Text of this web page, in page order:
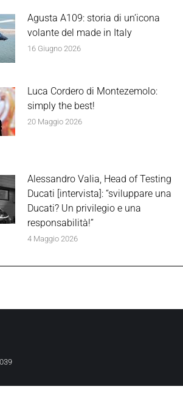
Agusta A109: storia di un’icona
volante del made in Italy
16 Giugno 2026
Luca Cordero di Montezemolo:
simply the best!
20 Maggio 2026
Alessandro Valia, Head of Testing
Ducati [intervista]: “sviluppare una
Ducati? Un privilegio e una
responsabilità!”
4 Maggio 2026